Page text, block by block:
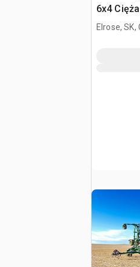
6x4
Elrose, SK,